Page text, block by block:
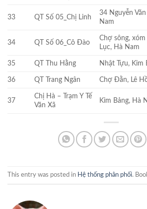
33 QT Số 05_Chị Linh
34 Nguyễn Văn
Nam
34 QT Số 06_Cô Đào
Chợ sông, xóm
Lục, Hà Nam
35 QT Thu Hằng Nhật Tựu, Kim
36 QT Trang Ngân Chợ Đằn, Lê
37
Chị Hà – Trạm Y Tế
Văn Xã
Kim Bảng, Hà
This entry was posted in Hệ thống phân phối.